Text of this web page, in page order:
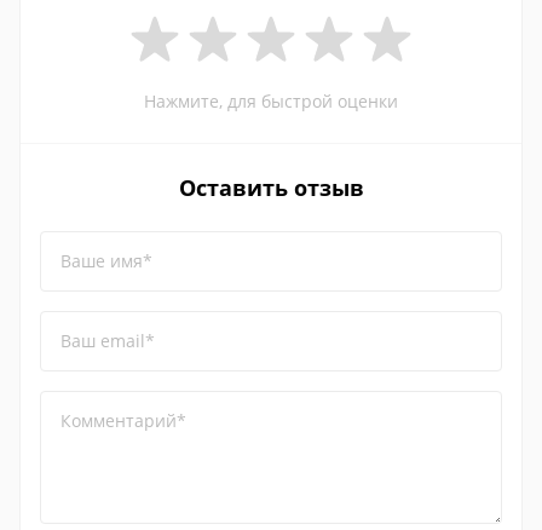
Нажмите, для быстрой оценки
Оставить отзыв
Ваше имя*
Ваш email*
Комментарий*